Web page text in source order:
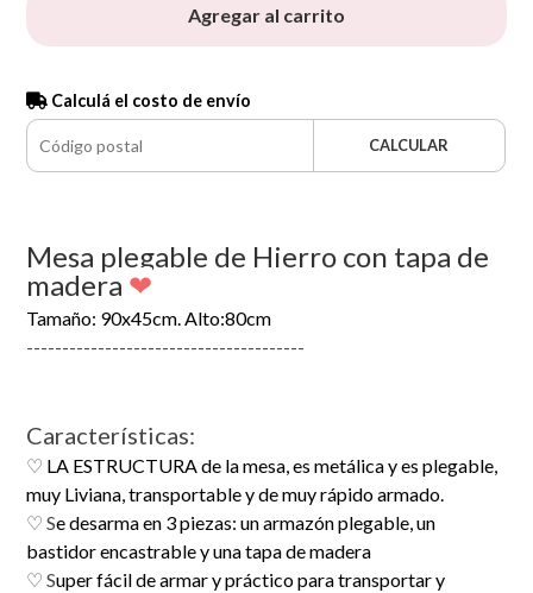
Agregar al carrito
Calculá el costo de envío
CALCULAR
Mesa plegable de Hierro con tapa de
madera ❤
Tamaño: 90x45cm. Alto:80cm
---------------------------------------
Características:
♡ LA ESTRUCTURA de la mesa, es metálica y es plegable,
muy Liviana, transportable y de muy rápido armado.
♡ Se desarma en 3 piezas: un armazón plegable, un
bastidor encastrable y una tapa de madera
♡ Super fácil de armar y práctico para transportar y